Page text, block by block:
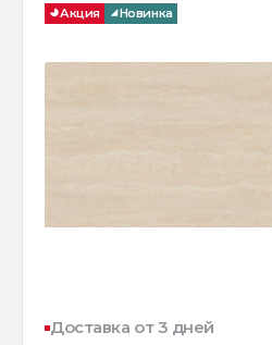
Акция Новинка
Доставка от 3 дней